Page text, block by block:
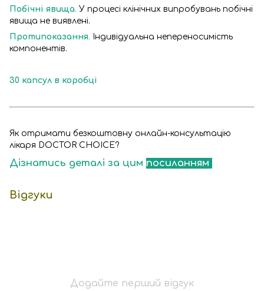
Побічні явища. У процесі клінічних випробувань побічні
явища не виявлені.
Протипоказання. Індивідуальна непереносимість
компонентів.
30 капсул в коробці
Як отримати безкоштовну онлайн-консультацію
лікаря DOCTOR CHOICE?
Дізнатись деталі за цим посиланням
Відгуки
Додайте перший відгук